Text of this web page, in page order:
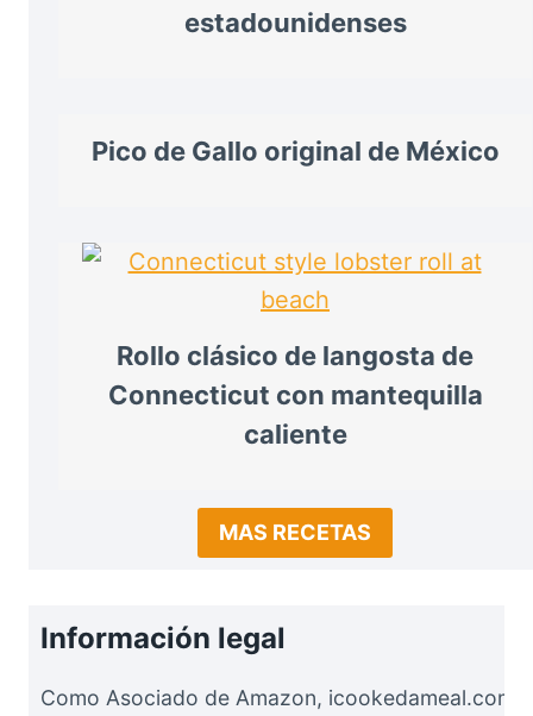
estadounidenses
Pico de Gallo original de México
Rollo clásico de langosta de
Connecticut con mantequilla
caliente
MAS RECETAS
Información legal
Como Asociado de Amazon, icookedameal.com